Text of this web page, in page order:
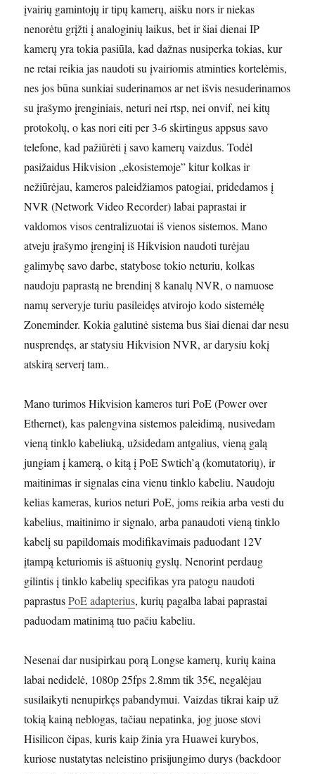
įvairių gamintojų ir tipų kamerų, aišku nors ir niekas
nenorėtu grįžti į analoginių laikus, bet ir šiai dienai IP
kamerų yra tokia pasiūla, kad dažnas nusiperka tokias, kur
ne retai reikia jas naudoti su įvairiomis atminties kortelėmis,
nes jos būna sunkiai suderinamos ar net išvis nesuderinamos
su įrašymo įrenginiais, neturi nei rtsp, nei onvif, nei kitų
protokolų, o kas nori eiti per 3-6 skirtingus appsus savo
telefone, kad pažiūrėti į savo kamerų vaizdus. Todėl
pasižaidus Hikvision „ekosistemoje” kitur kolkas ir
nežiūrėjau, kameros paleidžiamos patogiai, pridedamos į
NVR (Network Video Recorder) labai paprastai ir
valdomos visos centralizuotai iš vienos sistemos. Mano
atveju įrašymo įrenginį iš Hikvision naudoti turėjau
galimybę savo darbe, statybose tokio neturiu, kolkas
naudoju paprastą ne brendinį 8 kanalų NVR, o namuose
namų serveryje turiu pasileidęs atvirojo kodo sistemėlę
Zoneminder. Kokia galutinė sistema bus šiai dienai dar nesu
nusprendęs, ar statysiu Hikvision NVR, ar darysiu kokį
atskirą serverį tam..
Mano turimos Hikvision kameros turi PoE (Power over
Ethernet), kas palengvina sistemos paleidimą, nusivedam
vieną tinklo kabeliuką, užsidedam antgalius, vieną galą
jungiam į kamerą, o kitą į PoE Swtich’ą (komutatorių), ir
maitinimas ir signalas eina vienu tinklo kabeliu. Naudoju
kelias kameras, kurios neturi PoE, joms reikia arba vesti du
kabelius, maitinimo ir signalo, arba panaudoti vieną tinklo
kabelį su papildomais modifikavimais paduodant 12V
įtampą keturiomis iš aštuonių gyslų. Nenorint perdaug
gilintis į tinklo kabelių specifikas yra patogu naudoti
paprastusPoE adapterius, kurių pagalba labai paprastai
paduodam matinimą tuo pačiu kabeliu.
Nesenai dar nusipirkau porą Longse kamerų, kurių kaina
labai nedidelė, 1080p 25fps 2.8mm tik 35€, negalėjau
susilaikyti nenupirkęs pabandymui. Vaizdas tikrai kaip už
tokią kainą neblogas, tačiau nepatinka, jog juose stovi
Hisilicon čipas, kuris kaip žinia yra Huawei kurybos,
kuriose nustatytas neleistino prisijungimo durys (backdoor